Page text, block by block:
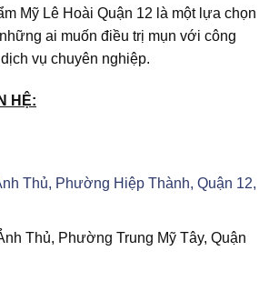
Mỹ Lê Hoài Quận 12 là một lựa chọn
ai muốn điều trị mụn với công
vụ chuyên nghiệp.
HỆ:
Thủ, Phường Hiệp Thành, Quận 12,
Thủ, Phường Trung Mỹ Tây, Quận